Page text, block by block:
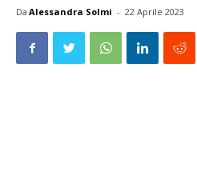
Da Alessandra Solmi - 22 Aprile 2023